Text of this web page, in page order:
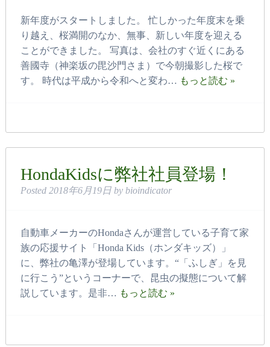
新年度がスタートしました。 忙しかった年度末を乗
り越え、桜満開のなか、無事、新しい年度を迎える
ことができました。 写真は、会社のすぐ近くにある
善國寺（神楽坂の毘沙門さま）で今朝撮影した桜で
す。 時代は平成から令和へと変わ… もっと読む »
HondaKidsに弊社社員登場！
Posted 2018年6月19日 by bioindicator
自動車メーカーのHondaさんが運営している子育て家
族の応援サイト「Honda Kids（ホンダキッズ）」
に、弊社の亀澤が登場しています。“「ふしぎ」を見
に行こう”というコーナーで、昆虫の擬態について解
説しています。是非… もっと読む »